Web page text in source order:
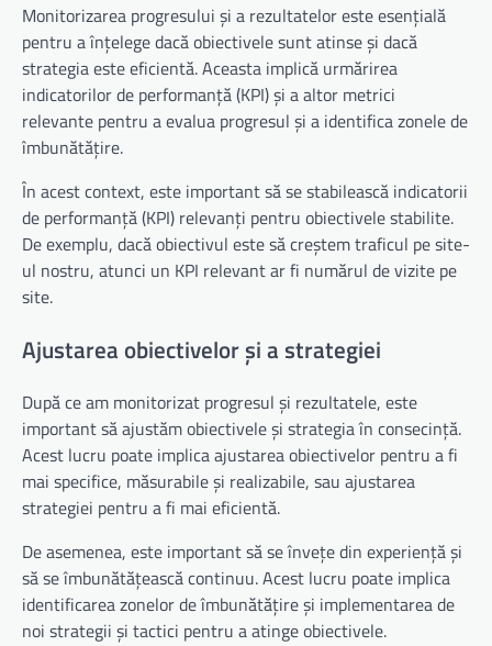
Monitorizarea progresului și a rezultatelor este esențială
pentru a înțelege dacă obiectivele sunt atinse și dacă
strategia este eficientă. Aceasta implică urmărirea
indicatorilor de performanță (KPI) și a altor metrici
relevante pentru a evalua progresul și a identifica zonele de
îmbunătățire.
În acest context, este important să se stabilească indicatorii
de performanță (KPI) relevanți pentru obiectivele stabilite.
De exemplu, dacă obiectivul este să creștem traficul pe site-
ul nostru, atunci un KPI relevant ar fi numărul de vizite pe
site.
Ajustarea obiectivelor și a strategiei
După ce am monitorizat progresul și rezultatele, este
important să ajustăm obiectivele și strategia în consecință.
Acest lucru poate implica ajustarea obiectivelor pentru a fi
mai specifice, măsurabile și realizabile, sau ajustarea
strategiei pentru a fi mai eficientă.
De asemenea, este important să se învețe din experiență și
să se îmbunătățească continuu. Acest lucru poate implica
identificarea zonelor de îmbunătățire și implementarea de
noi strategii și tactici pentru a atinge obiectivele.